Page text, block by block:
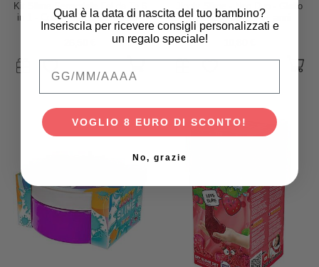
Kit Slime Sensoriale Fai da Te 6
in 1 - Colori Profumo e Glitter -
6+ anni
Jiggly Slime - Neo Duo - Giallo
e Rosa - 430 gr - 6+ anni
Qual è la data di nascita del tuo bambino?
Inseriscila per ricevere consigli personalizzati e
un regalo speciale!
Qual è la data di nascita del tuo
VOGLIO 8 EURO DI SCONTO!
No, grazie